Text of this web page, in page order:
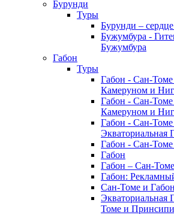
Бурунди
Туры
Бурунди –
Бужумбура -
Бужумбура
Габон
Туры
Габон - Сан-Томе
Камеруном и
Габон - Сан-Томе
Камеруном и
Габон - Сан-
Экваториальная
Габон - Сан-
Габон
Габон – Сан-
Габон:
Сан-Томе и
Экваториальная
Томе и